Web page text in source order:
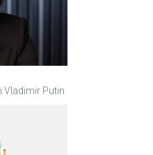
Vladimir Putin